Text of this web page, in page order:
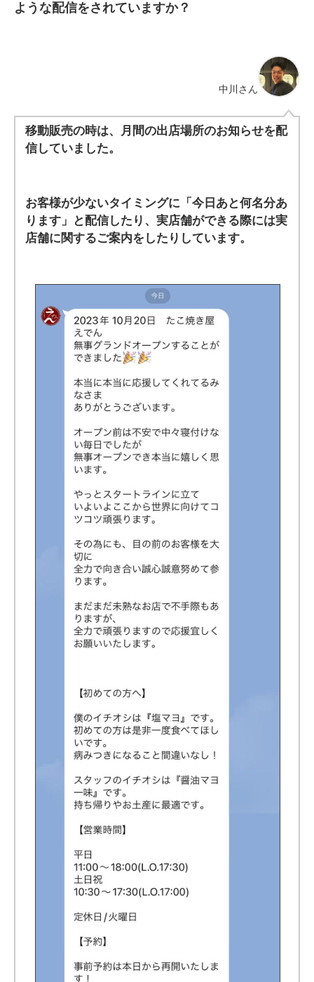
ような配信をされていますか？
中川さん
移動販売の時は、月間の出店場所のお知らせを配
信していました。
お客様が少ないタイミングに「今日あと何名分あ
ります」と配信したり、実店舗ができる際には実
店舗に関するご案内をしたりしています。